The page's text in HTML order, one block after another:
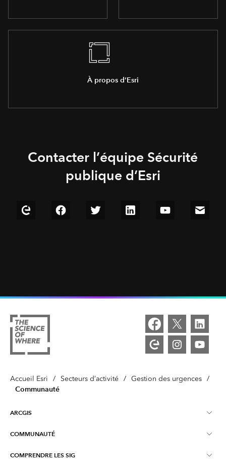
À propos d’Esri
Contacter l’équipe Sécurité
publique d’Esri
Explore our Esri Community
Follow us on Facebook
Follow us on TwitterConnect with us on LinkedIn
Watch us onEmail
Accueil Esri / Secteurs d’activité / Gestion des urgences /
Communauté
ARCGIS
Vue d’ensemble d’ArcGIS
COMMUNAUTÉ
Esri Community
COMPRENDRE LES SIG